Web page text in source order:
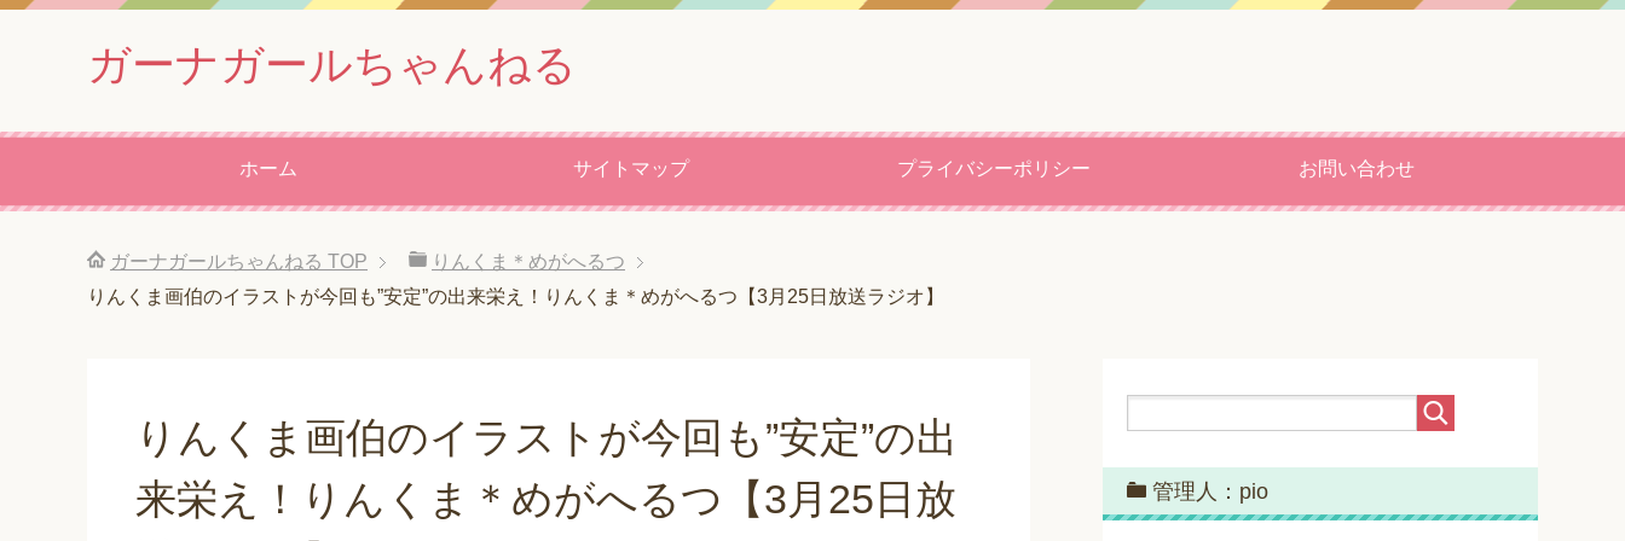
ガーナガールちゃんねる
ホーム サイトマップ プライバシーポリシー お問い合わせ
ガーナガールちゃんねる TOP
りんくま＊めがへるつ
りんくま画伯のイラストが今回も”安定”の出来栄え！りんくま＊めがへるつ【3月25日放送ラジオ】
りんくま画伯のイラストが今回も”安定”の出
来栄え！りんくま＊めがへるつ【3月25日放
管理人：pio